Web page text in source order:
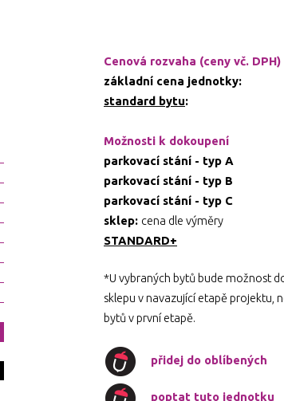
Cenová rozvaha (ceny vč. DPH)
základní cena jednotky:
standard bytu:
Možnosti k dokoupení
parkovací stání - typ A
parkovací stání - typ B
parkovací stání - typ C
sklep: cena dle výměry
STANDARD+
*U vybraných bytů bude možnost
sklepu v navazující etapě projektu,
bytů v první etapě.
přidej do oblíbených
poptat tuto jednotku